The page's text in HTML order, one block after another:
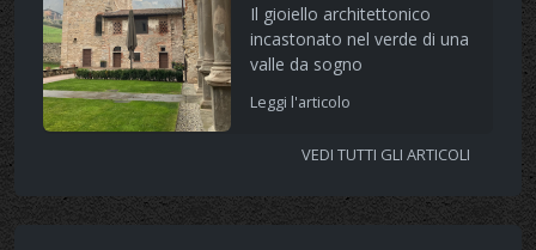
Il gioiello architettonico
incastonato nel verde di una
valle da sogno
Leggi l'articolo
VEDI TUTTI GLI ARTICOLI